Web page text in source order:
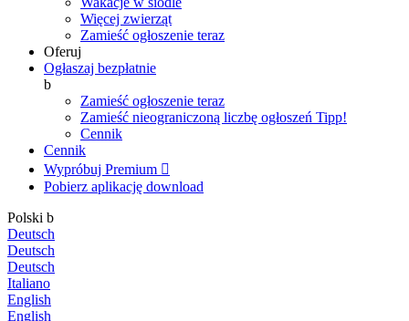
Więcej zwierząt
Zamieść ogłoszenie teraz
Oferuj
Ogłaszaj bezpłatnie
b
Zamieść ogłoszenie teraz
Zamieść nieograniczoną liczbę ogłoszeń Tipp!
Cennik
Cennik
Wypróbuj Premium 
Pobierz aplikację download
Polski b
Deutsch
Deutsch
Deutsch
Italiano
English
English